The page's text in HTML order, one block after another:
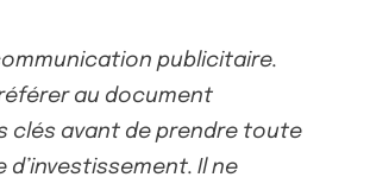
publicitaire.
au document
clés avant de prendre toute
d’investissement. Il ne